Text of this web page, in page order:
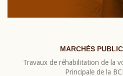
MARCHÉS
Travaux de réhabilitation de la
Principale de la